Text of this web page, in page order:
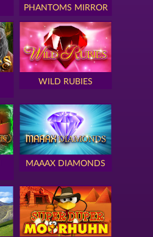
PHANTOMS MIRROR
WILD RUBIES
MAAAX DIAMONDS